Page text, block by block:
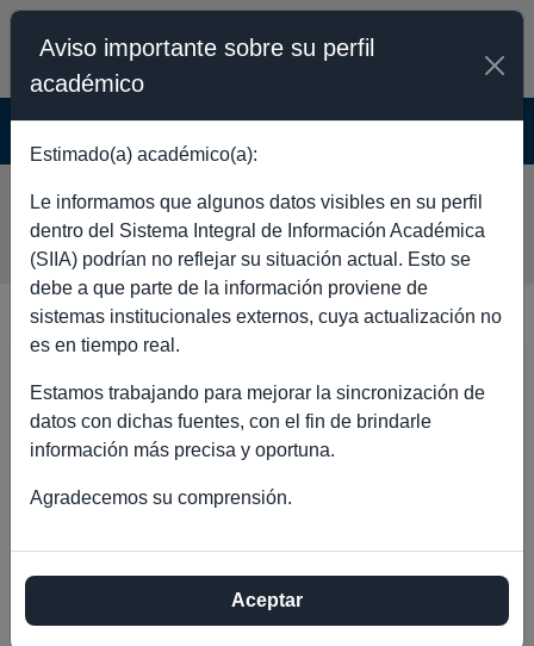
ACADÉMICA - PÚBLICO
MAGDA CAMPILLO
LABRANDERO
Nombre completo
Máximo nivel de
DOCTORADO
Aviso importante sobre su perfil
académico
Estimado(a) académico(a):
Le informamos que algunos datos visibles en su perfil
dentro del Sistema Integral de Información Académica
(SIIA) podrían no reflejar su situación actual. Esto se
debe a que parte de la información proviene de
sistemas institucionales externos, cuya actualización no
es en tiempo real.
Estamos trabajando para mejorar la sincronización de
datos con dichas fuentes, con el fin de brindarle
información más precisa y oportuna.
Agradecemos su comprensión.
Aceptar